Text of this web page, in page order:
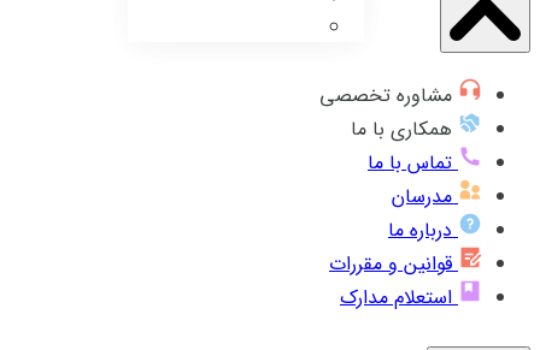
مشاوره تخصصی
همکاری با ما
تماس با ما
مدرسان
درباره ما
قوانین و مقررات
استعلام مدارک